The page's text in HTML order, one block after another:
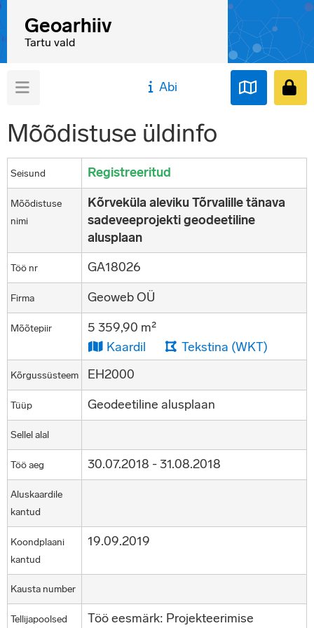
Geoarhiiv
Tartu vald
Abi
Mõõdistuse üldinfo
Seisund Registreeritud
Mõõdistuse
nimi
Kõrveküla aleviku Tõrvalille tänava
sadeveeprojekti geodeetiline
alusplaan
Töö nr GA18026
Firma Geoweb OÜ
Mõõtepiir
5 359,90 m²
Kaardil
Tekstina (WKT)
Kõrgussüsteem EH2000
Tüüp Geodeetiline alusplaan
Sellel alal
Töö aeg 30.07.2018 - 31.08.2018
Aluskaardile
kantud
Koondplaani
kantud
19.09.2019
Kausta number
Tellijapoolsed Töö eesmärk: Projekteerimise